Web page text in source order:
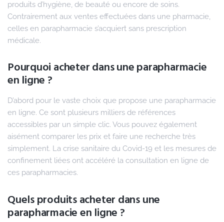
produits d’hygiène, de beauté ou encore de soins.
Contrairement aux ventes effectuées dans une pharmacie,
celles en parapharmacie s’acquiert sans prescription
médicale.
Pourquoi acheter dans une parapharmacie
en ligne ?
D’abord pour le vaste choix que propose une parapharmacie
en ligne. Ce sont plusieurs milliers de références
accessibles par un simple clic. Vous pouvez également
aisément comparer les prix et faire une recherche très
simplement. La crise sanitaire du Covid-19 et les mesures de
confinement liées ont accéléré la consultation en ligne de
ces parapharmacies.
Quels produits acheter dans une
parapharmacie en ligne ?